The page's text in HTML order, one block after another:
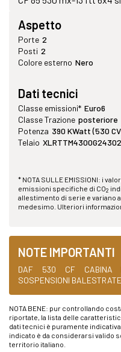
Aspetto
Porte 2
Posti 2
Colore esterno Nero
Dati tecnici
Classe emissioni* Euro6
Classe Trazione posteriore
Potenza 390 KWatt (530
Telaio
* NOTA SULLE EMISSIONI: i
emissioni specifiche di CO2
allestimento di serie e variano
medesimo. Ulteriori
NOTE IMPORTANTI
DAF 530 CF CABINA
SOSPENSIONI
NOTA BENE: pur controllando
riportate, la lista delle
dati tecnici è puramente
indicato è da considerarsi valido
territorio italiano.